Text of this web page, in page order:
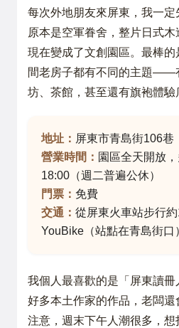
每次外地朋友來屏東，我一
原本是空軍眷舍，整片日式木
現在變成了文創園區。最棒
間老房子都有不同的主題——
坊、茶館，甚至還有旗袍體驗
地址： 屏東市青島街106巷
營業時間： 園區全天開放
18:00（週二普遍公休）
門票： 免費
交通：從屏東火車站步行
YouBike（站點在青島街口
我個人最喜歡的是「屏東讀
好多本土作家的作品，老闆
注意，週末下午人潮很多，